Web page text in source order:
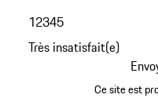
Très insatisfait(e)
12345
Ce site est